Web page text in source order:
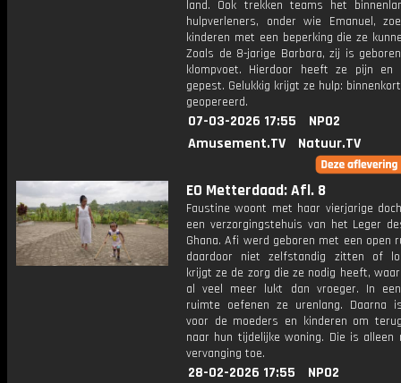
land. Ook trekken teams het
hulpverleners, onder wie Emanuel,
kinderen met een beperking die ze
Zoals de 8-jarige Barbara, zij is
klompvoet. Hierdoor heeft ze pijn en
gepest. Gelukkig krijgt ze hulp:
geopereerd.
07-03-2026 17:55
NPO2
Amusement.TV
Natuur.TV
EO Metterdaad: Afl. 8
Faustine woont met haar vierjarige
een verzorgingstehuis van het Leger
Ghana. Afi werd geboren met een open
daardoor niet zelfstandig zitten of
krijgt ze de zorg die ze nodig heeft,
al veel meer lukt dan vroeger. In
ruimte oefenen ze urenlang. Daarna
voor de moeders en kinderen om
naar hun tijdelijke woning. Die is alleen
vervanging toe.
28-02-2026 17:55
NPO2